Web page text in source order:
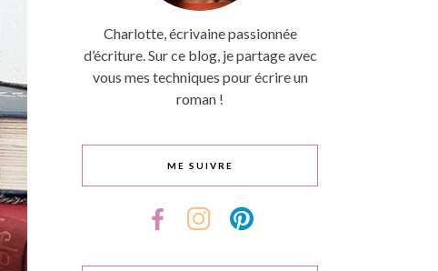
Charlotte, écrivaine passionnée
d’écriture. Sur ce blog, je partage avec
vous mes techniques pour écrire un
roman !
ME SUIVRE